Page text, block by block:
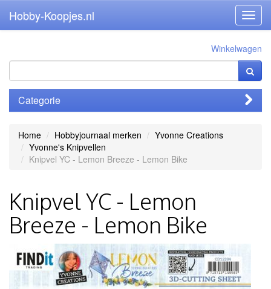
Hobby-Koopjes.nl
Winkelwagen
Categorie
Home Hobbyjournaal merken
Yvonne Creations
Yvonne's Knipvellen
Knipvel YC - Lemon Breeze - Lemon Bike
Knipvel YC - Lemon
Breeze - Lemon Bike